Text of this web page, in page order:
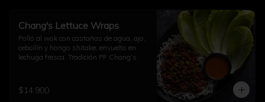
Chang's Lettuce Wraps
Pollo al wok con castañas de agua, ajo,
cebollín y hongo shitake, envuelto en
lechuga fresca. Tradición PF Chang’s.
$14.900